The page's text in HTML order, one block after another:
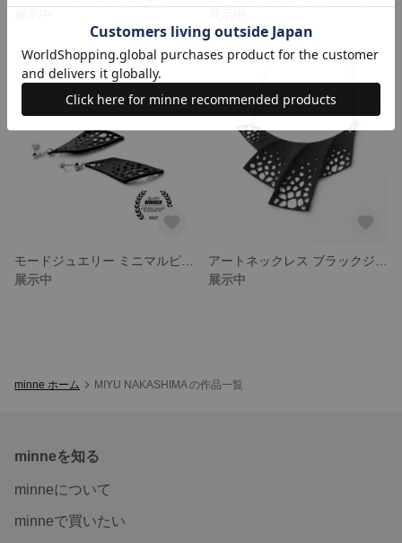
展示中
展示中
minne ホーム MIYU NAKASHIMA の作品一覧
minneを知る
minneについて
minneで買いたい